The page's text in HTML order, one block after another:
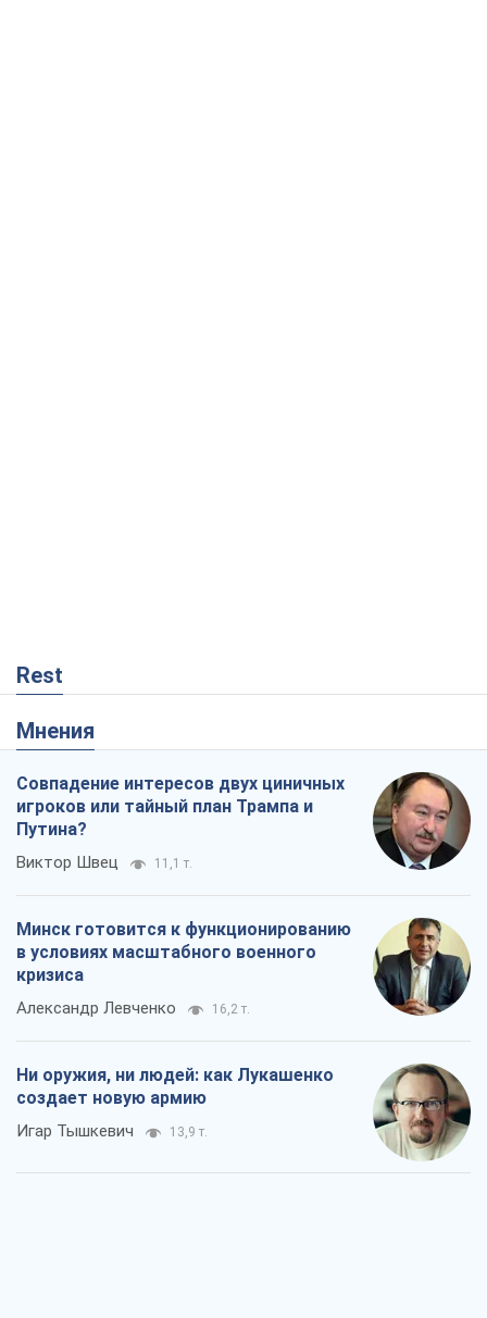
Rest
Мнения
Совпадение интересов двух циничных
игроков или тайный план Трампа и
Путина?
Виктор Швец 11,1 т.
Минск готовится к функционированию
в условиях масштабного военного
кризиса
Александр Левченко 16,2 т.
Ни оружия, ни людей: как Лукашенко
создает новую армию
Игар Тышкевич 13,9 т.